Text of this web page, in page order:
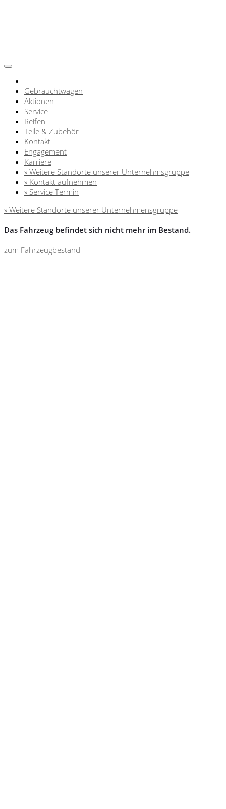
Gebrauchtwagen
Aktionen
Service
Reifen
Teile & Zubehör
Kontakt
Engagement
Karriere
» Weitere Standorte unserer Unternehmsgruppe
» Kontakt aufnehmen
» Service Termin
» Weitere Standorte unserer Unternehmensgruppe
Das Fahrzeug befindet sich nicht mehr im Bestand.
zum Fahrzeugbestand